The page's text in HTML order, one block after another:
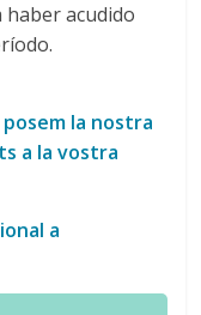
haber acudido
posem la nostra
a la vostra
a